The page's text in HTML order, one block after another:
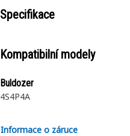
Specifikace
Kompatibilní modely
Buldozer
4S4P4A
Informace o záruce